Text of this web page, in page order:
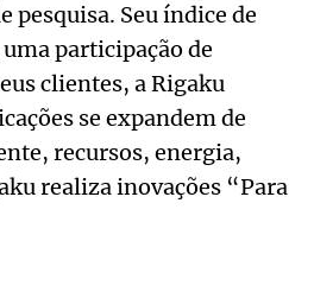
pesquisa. Seu índice de
participação de
clientes, a Rigaku
se expandem de
recursos, energia,
realiza inovações “Para